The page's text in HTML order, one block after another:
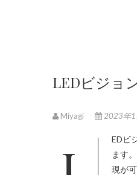
LEDビジョ
Miyagi 2023年
LEDビ
ます
現が可